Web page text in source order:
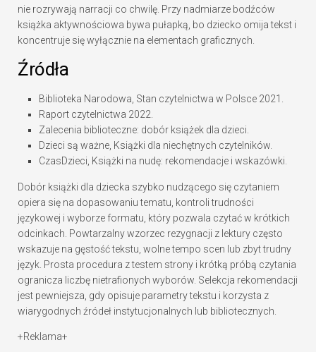
nie rozrywają narracji co chwilę. Przy nadmiarze bodźców
książka aktywnościowa bywa pułapką, bo dziecko omija tekst i
koncentruje się wyłącznie na elementach graficznych.
Źródła
Biblioteka Narodowa, Stan czytelnictwa w Polsce 2021.
Raport czytelnictwa 2022.
Zalecenia biblioteczne: dobór książek dla dzieci.
Dzieci są ważne, Książki dla niechętnych czytelników.
CzasDzieci, Książki na nudę: rekomendacje i wskazówki.
Dobór książki dla dziecka szybko nudzącego się czytaniem
opiera się na dopasowaniu tematu, kontroli trudności
językowej i wyborze formatu, który pozwala czytać w krótkich
odcinkach. Powtarzalny wzorzec rezygnacji z lektury często
wskazuje na gęstość tekstu, wolne tempo scen lub zbyt trudny
język. Prosta procedura z testem strony i krótką próbą czytania
ogranicza liczbę nietrafionych wyborów. Selekcja rekomendacji
jest pewniejsza, gdy opisuje parametry tekstu i korzysta z
wiarygodnych źródeł instytucjonalnych lub bibliotecznych.
+Reklama+